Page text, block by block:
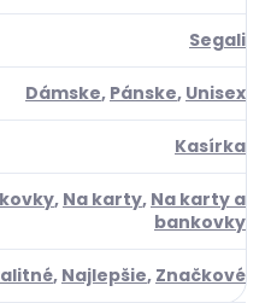
Segali
Dámske, Pánske, Unisex
Kasírka
, Na karty, Na karty a
bankovky
, Najlepšie, Značkové